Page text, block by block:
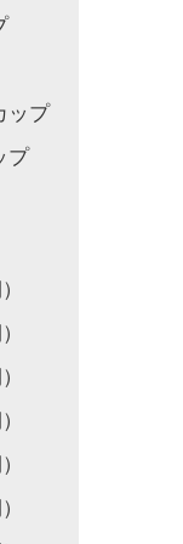
ップ
プ